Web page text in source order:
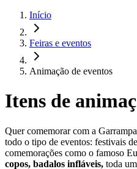
Início
Feiras e eventos
Animação de eventos
Itens de
Quer comemorar com a
todo o tipo de eventos: festivais
comemorações como o famoso
copos, badalos infláveis, toda